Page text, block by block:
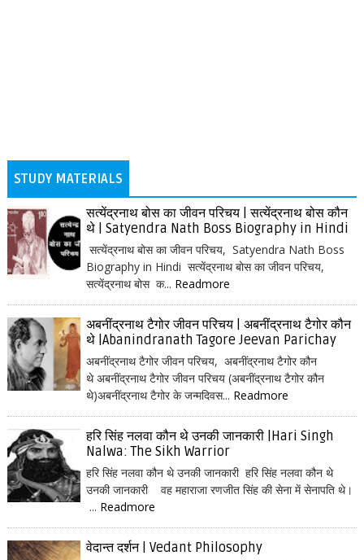
STUDY MATERIALS
सत्येंद्रनाथ बोस का जीवन परिचय | सत्येंद्रनाथ बोस कौन
थे | Satyendra Nath Boss Biography in Hindi
सत्येंद्रनाथ बोस का जीवन परिचय, Satyendra Nath Boss
Biography in Hindi सत्येंद्रनाथ बोस का जीवन परिचय,
सत्येंद्रनाथ बोस क... Readmore
अबनींद्रनाथ टैगोर जीवन परिचय | अबनींद्रनाथ टैगोर कौन
थे |Abanindranath Tagore Jeevan Parichay
अबनींद्रनाथ टैगोर जीवन परिचय, अबनींद्रनाथ टैगोर कौन
थे अबनींद्रनाथ टैगोर जीवन परिचय (अबनींद्रनाथ टैगोर कौन
थे)अबनींद्रनाथ टैगोर के जन्मदिवस... Readmore
हरि सिंह नलवा कौन थे उनकी जानकारी |Hari Singh
Nalwa: The Sikh Warrior
हरि सिंह नलवा कौन थे उनकी जानकारी हरि सिंह नलवा कौन थे
उनकी जानकारी वह महाराजा रणजीत सिंह की सेना में सेनापति थे।
... Readmore
वेदान्त दर्शन | Vedant Philosophy